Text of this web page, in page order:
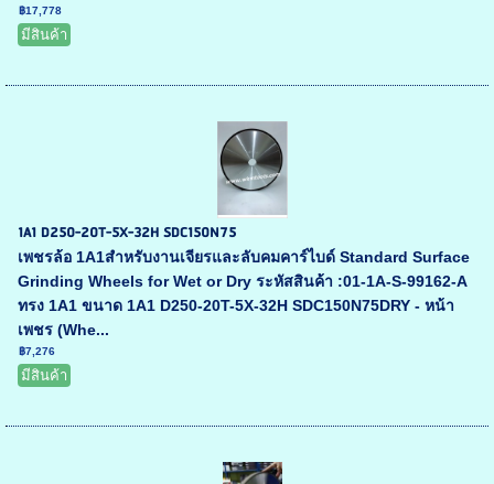
฿17,778
มีสินค้า
1A1 D250-20T-5X-32H SDC150N75
เพชรล้อ 1A1สำหรับงานเจียรและลับคมคาร์ไบด์ Standard Surface
Grinding Wheels for Wet or Dry ระหัสสินค้า :01-1A-S-99162-A
ทรง 1A1 ขนาด 1A1 D250-20T-5X-32H SDC150N75DRY - หน้า
เพชร (Whe...
฿7,276
มีสินค้า